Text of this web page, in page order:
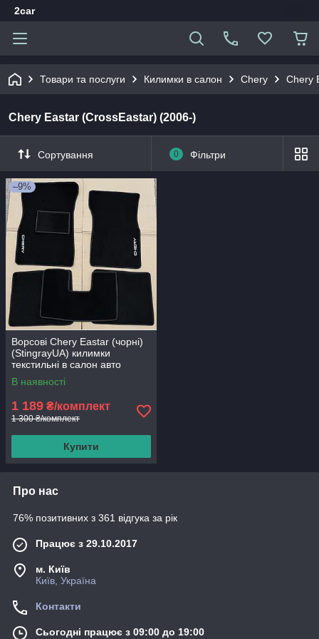
2car
Товари та послуги Килимки в салон Chery Chery
Chery Eastar (CrossEastar) (2006-)
Сортування 0 Фільтри
–9%
Ворсові Chery Eastar (чорні)
(StingrayUA) килимки
текстильні в салон авто
В наявності
1 189 ₴/комплект
1 300 ₴/комплект
Купити
Про нас
76% позитивних з 361 відгука за рік
Працює з 29.10.2017
м. Київ
Київ, Україна
Контакти
Сьогодні працює з 09:00 до 19:00